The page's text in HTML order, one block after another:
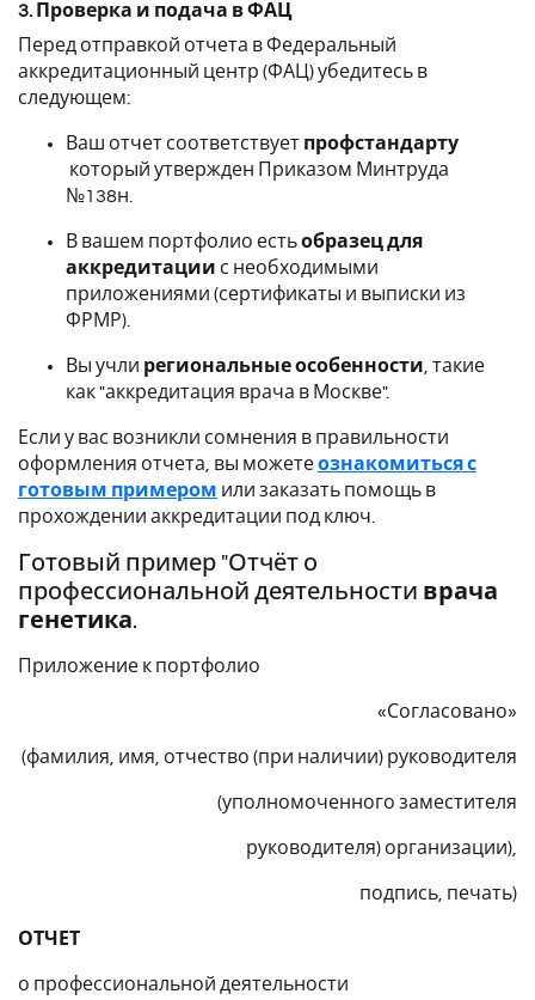
3. Проверка и подача в ФАЦ
Перед отправкой отчета в Федеральный
аккредитационный центр (ФАЦ) убедитесь в
следующем:
Ваш отчет соответствует профстандарту
который утвержден Приказом Минтруда
№138н.
В вашем портфолио естьобразец для
аккредитации с необходимыми
приложениями (сертификаты и выписки из
ФРМР).
Вы учли региональные особенности , такие
как "аккредитация врача в Москве".
Если у вас возникли сомнения в правильности
оформления отчета, вы можетеознакомиться с
готовым примером или заказать помощь в
прохождении аккредитации под ключ.
Готовый пример "Отчёт о
профессиональной деятельности врача
генетика.
Приложение к портфолио
«Согласовано»
(фамилия, имя, отчество (при наличии) руководителя
(уполномоченного заместителя
руководителя) организации),
подпись, печать)
ОТЧЕТ
о профессиональной деятельности